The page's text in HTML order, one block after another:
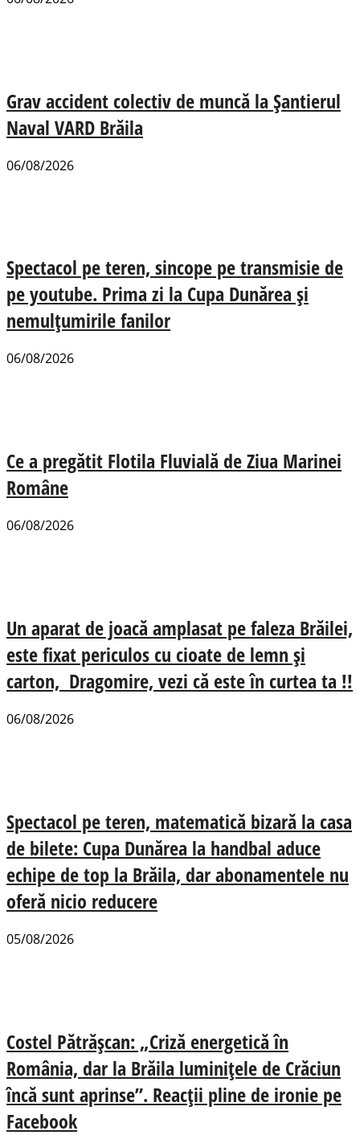
Grav accident colectiv de muncă la Șantierul
Naval VARD Brăila
06/08/2026
Spectacol pe teren, sincope pe transmisie de
pe youtube. Prima zi la Cupa Dunărea și
nemulțumirile fanilor
06/08/2026
Ce a pregătit Flotila Fluvială de Ziua Marinei
Române
06/08/2026
Un aparat de joacă amplasat pe faleza Brăilei,
este fixat periculos cu cioate de lemn și
carton, Dragomire, vezi că este în curtea ta !!
06/08/2026
Spectacol pe teren, matematică bizară la casa
de bilete: Cupa Dunărea la handbal aduce
echipe de top la Brăila, dar abonamentele nu
oferă nicio reducere
05/08/2026
Costel Pătrășcan: „Criză energetică în
România, dar la Brăila luminițele de Crăciun
încă sunt aprinse”. Reacții pline de ironie pe
Facebook